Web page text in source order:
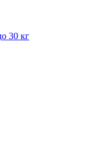
30 кг